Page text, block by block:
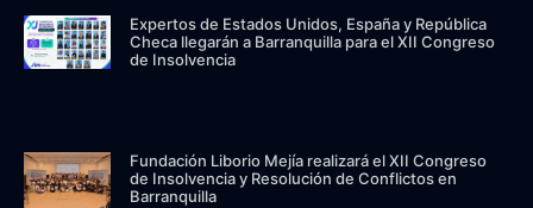
Expertos de Estados Unidos, España y República
Checa llegarán a Barranquilla para el XII Congreso
de Insolvencia
Fundación Liborio Mejía realizará el XII Congreso
de Insolvencia y Resolución de Conflictos en
Barranquilla